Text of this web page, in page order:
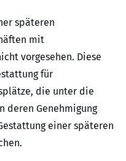
späteren
mit
vorgesehen. Diese
für
die unter die
deren Genehmigung
einer späteren